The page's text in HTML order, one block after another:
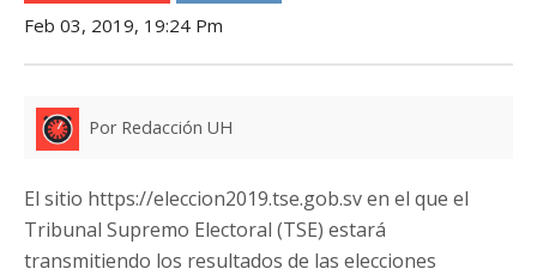
Feb 03, 2019, 19:24 Pm
Por Redacción UH
El sitio https://eleccion2019.tse.gob.sv en el que el
Tribunal Supremo Electoral (TSE) estará
transmitiendo los resultados de las elecciones